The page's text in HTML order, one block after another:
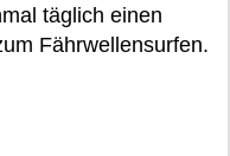
täglich einen
Fährwellensurfen.